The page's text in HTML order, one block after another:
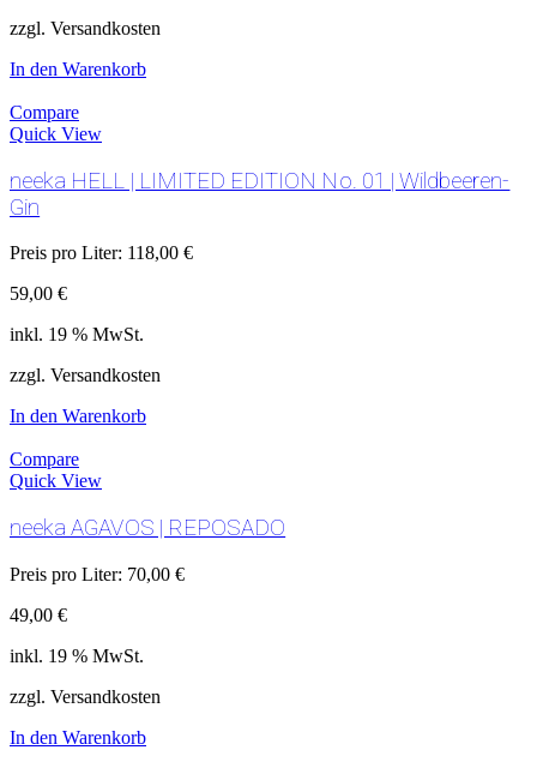
zzgl. Versandkosten
In den Warenkorb
Compare
Quick View
neeka HELL | LIMITED EDITION No. 01 | Wildbeeren-
Gin
Preis pro Liter: 118,00 €
59,00 €
inkl. 19 % MwSt.
zzgl. Versandkosten
In den Warenkorb
Compare
Quick View
neeka AGAVOS | REPOSADO
Preis pro Liter: 70,00 €
49,00 €
inkl. 19 % MwSt.
zzgl. Versandkosten
In den Warenkorb